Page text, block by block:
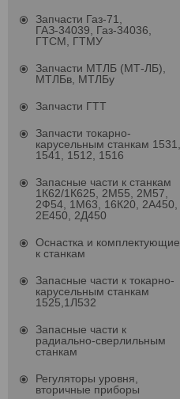
Запчасти Газ-71,
ГАЗ-34039, Газ-34036,
ГТСМ, ГТМУ
Запчасти МТЛБ (МТ-ЛБ),
МТЛБв, МТЛБу
Запчасти ГТТ
Запчасти токарно-
карусельным станкам 1531,
1541, 1512, 1516
Запасные части к станкам
1К62/1К625, 2М55, 2М57,
2Ф54, 1М63, 16К20, 2А450,
2Е450, 2Д450
Оснастка и комплектующие
к станкам
Запасные части к токарно-
карусельным станкам
1525,1Л532
Запасные части к
радиально-сверлильным
станкам
Регуляторы уровня,
вторичные приборы